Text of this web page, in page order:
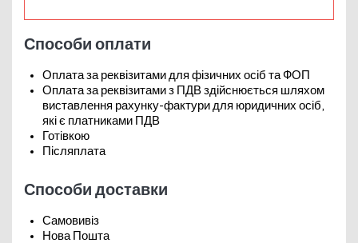
Способи оплати
Оплата за реквізитами для фізичних осіб та ФОП
Оплата за реквізитами з ПДВ здійснюється шляхом
виставлення рахунку-фактури для юридичних осіб,
які є платниками ПДВ
Готівкою
Післяплата
Способи доставки
Самовивіз
Нова Пошта